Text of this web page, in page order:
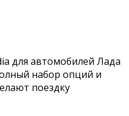
для автомобилей Лада
набор опций и
поездку